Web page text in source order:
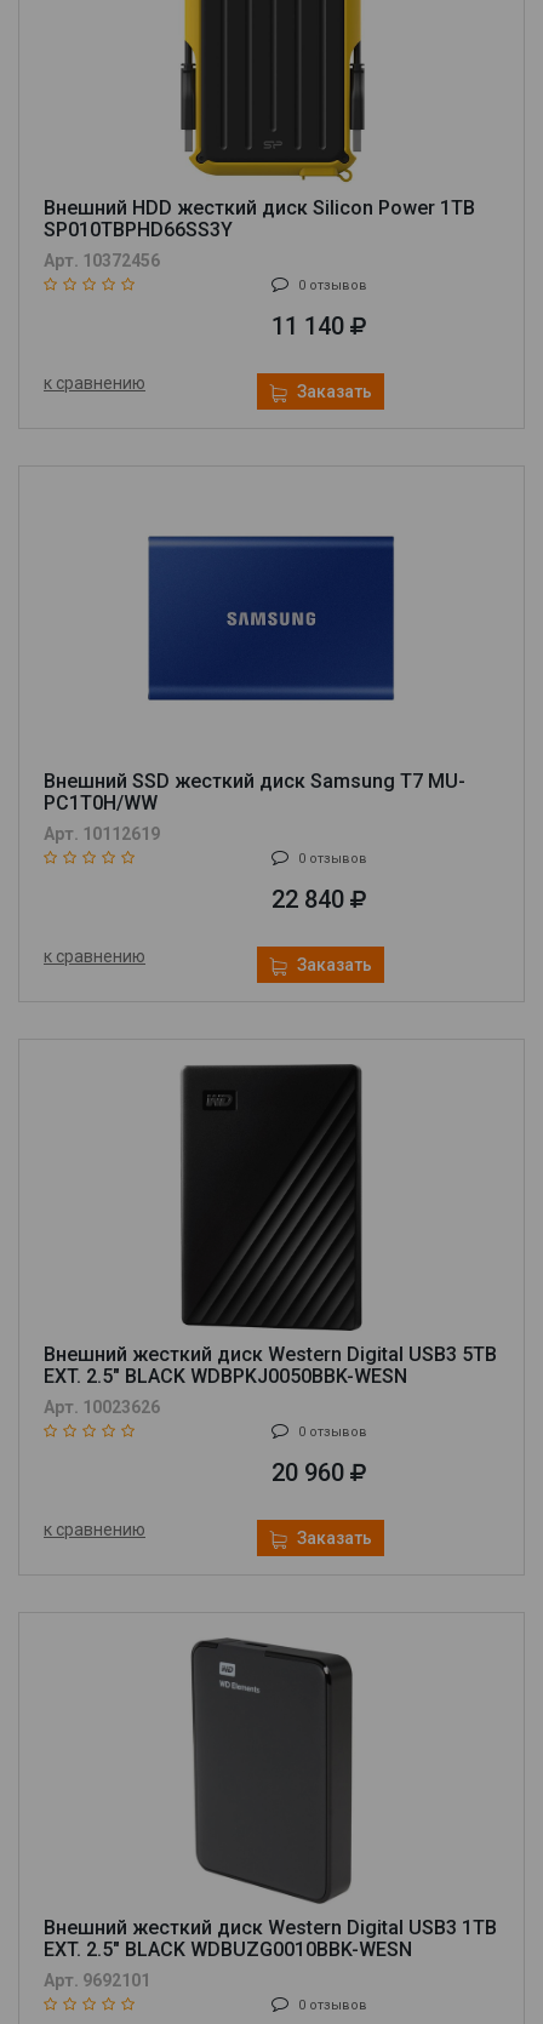
Внешний HDD жесткий диск Silicon Power 1TB
SP010TBPHD66SS3Y
Арт. 10372456
0 отзывов
11 140
к сравнению Заказать
Внешний SSD жесткий диск Samsung T7 MU-
PC1T0H/WW
Арт. 10112619
0 отзывов
22 840
к сравнению Заказать
Внешний жесткий диск Western Digital USB3 5TB
EXT. 2.5" BLACK WDBPKJ0050BBK-WESN
Арт. 10023626
0 отзывов
20 960
к сравнению Заказать
Внешний жесткий диск Western Digital USB3 1TB
EXT. 2.5" BLACK WDBUZG0010BBK-WESN
Арт. 9692101
0 отзывов